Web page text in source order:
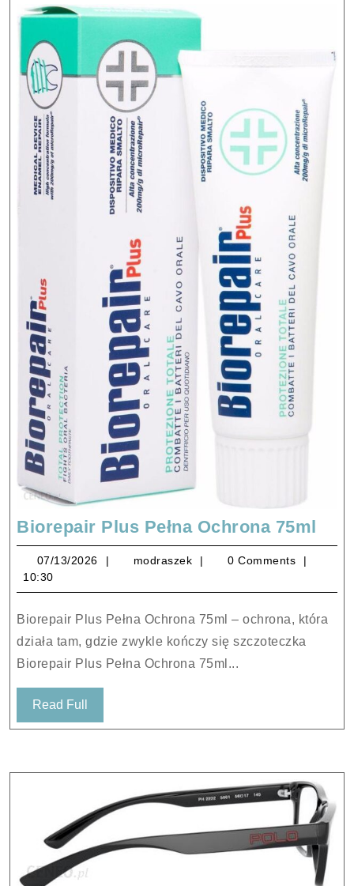
Biorepair Plus Pełna Ochrona 75ml
Plus
07/13/2026 07/13/2026
modraszek modraszek
0 Comments
10:30
Biorepair Plus Pełna Ochrona 75ml – ochrona, która
działa tam, gdzie zwykle kończy się szczoteczka
Biorepair Plus Pełna Ochrona 75ml...
Read Full
Full